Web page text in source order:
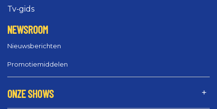
Tv‑gids
NEWSROOM
Nieuwsberichten
Promotiemiddelen
ONZE SHOWS